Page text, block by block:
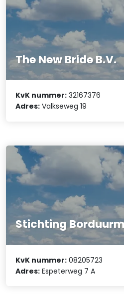
The New Bride B.V.
KvK nummer: 32167376
Adres: Valkseweg 19
Stichting
KvK nummer: 08205723
Adres: Espeterweg 7 A